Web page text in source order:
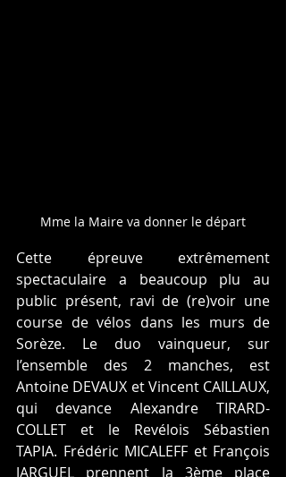
Mme la Maire va donner le départ
Cette épreuve extrêmement
spectaculaire a beaucoup plu au
public présent, ravi de (re)voir une
course de vélos dans les murs de
Sorèze. Le duo vainqueur, sur
l’ensemble des 2 manches, est
Antoine DEVAUX et Vincent CAILLAUX,
qui devance Alexandre TIRARD-
COLLET et le Revélois Sébastien
TAPIA. Frédéric MICALEFF et François
JARGUEL prennent la 3ème place